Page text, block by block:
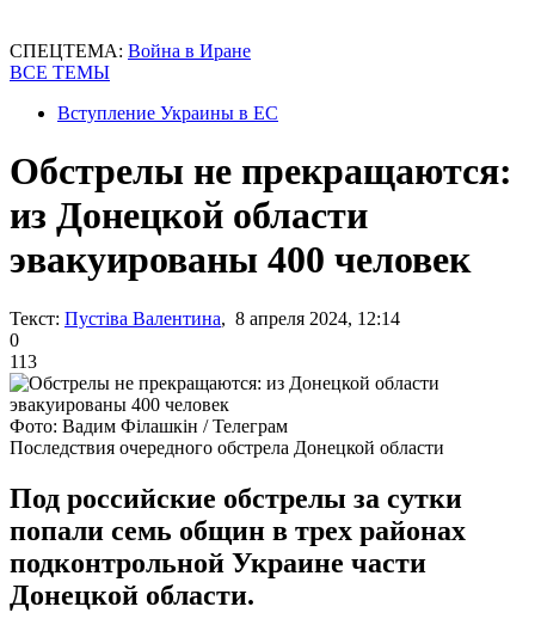
СПЕЦТЕМА: Война в Иране
ВСЕ ТЕМЫ
Вступление Украины в ЕС
Обстрелы не прекращаются:
из Донецкой области
эвакуированы 400 человек
Текст: Пустіва Валентина, 8 апреля 2024, 12:14
0
113
Фото: Вадим Філашкін / Телеграм
Последствия очередного обстрела Донецкой области
Под российские обстрелы за сутки
попали семь общин в трех районах
подконтрольной Украине части
Донецкой области.